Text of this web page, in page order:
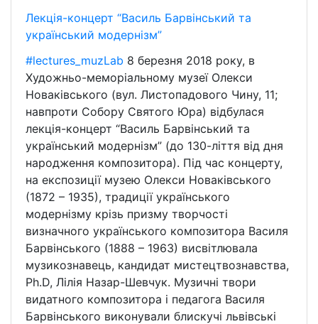
Лекція-концерт “Василь Барвінський та
український модернізм”
#lectures_muzLab 8 березня 2018 року, в
Художньо-меморіальному музеї Олекси
Новаківського (вул. Листопадового Чину, 11;
навпроти Собору Святого Юра) відбулася
лекція-концерт “Василь Барвінський та
український модернізм” (до 130-ліття від дня
народження композитора). Під час концерту,
на експозиції музею Олекси Новаківського
(1872 – 1935), традиції українського
модернізму крізь призму творчості
визначного українського композитора Василя
Барвінського (1888 – 1963) висвітлювала
музикознавець, кандидат мистецтвознавства,
Ph.D, Лілія Назар-Шевчук. Музичні твори
видатного композитора і педагога Василя
Барвінського виконували блискучі львівські